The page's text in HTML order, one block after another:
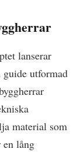
lanserar
utformad
material som
en lång